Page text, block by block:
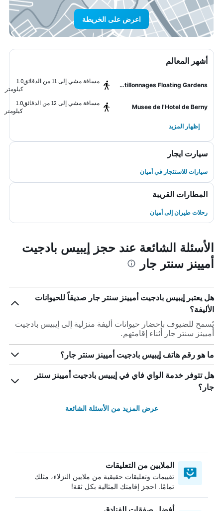
اعرض على الخريطة
أشهر المعالم
Hortillonnages Floating Gardens
مسافة مشي إلى 11 من الدقائق
1.0
كيلومتر
Musee de l'Hotel de Berny
مسافة مشي إلى 12 من الدقائق
1.0
كيلومتر
إظهار المزيد
سيارت ايجار
سيارات للاستئجار في أميان
المطارات القريبة
رحلات طيران إلى أميان
الأسئلة الشائعة عند حجز إيبيس بادجيت
أميينز سنتر جار
هل يعتبر إيبيس بادجيت أميينز سنتر جار صديقاً للحيوانات
الأليفة؟
يُسمح للضيوف بإحضار حيوانات أليفة منزلية إلى إيبيس بادجيت
أميينز سنتر جار أثناء إقامتهم.
ما هو رقم هاتف إيبيس بادجيت أميينز سنتر جار؟
هل تتوفر خدمة الواي فاي في إيبيس بادجيت أميينز سنتر
جار؟
عرض المزيد من الأسئلة الشائعة
الملايين من التعليقات
تقييمات وتعليقات حقيقية من ملايين النزلاء، مثلك
تمامًا. احجز إقامتك المثالية بكل ثقة!